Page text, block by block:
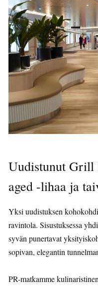
Uudistunut Grill
aged -lihaa ja
Yksi uudistuksen
ravintola. Sisustuksessa
syvän punertavat
sopivan, elegantin
PR-matkamme